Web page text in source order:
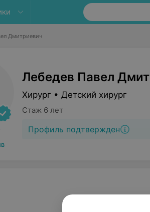
Дмитриевич
Лебедев Павел
Хирург • Детский хирург
Стаж 6 лет
Профиль подтвержден